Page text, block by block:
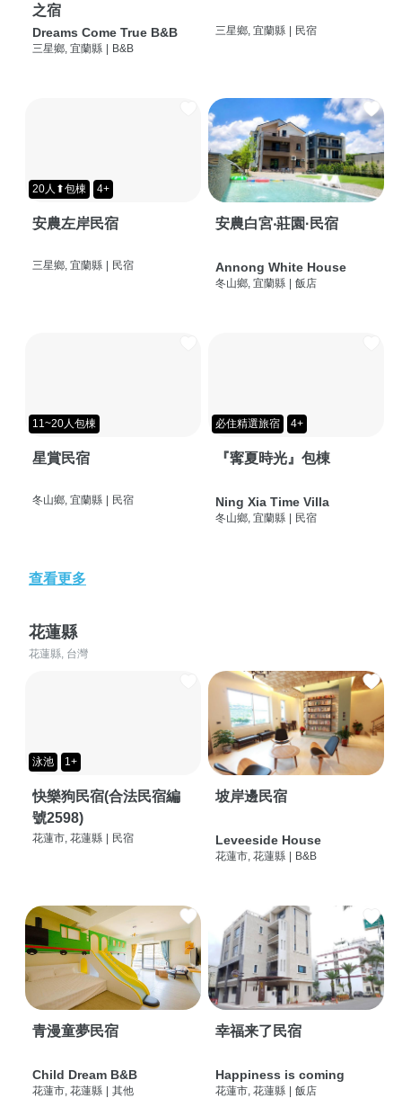
之宿
Dreams Come True B&B
三星鄉, 宜蘭縣 | B&B
三星鄉, 宜蘭縣 | 民宿
20人⬆包棟 4+
安農左岸民宿
三星鄉, 宜蘭縣 | 民宿
安農白宮‧莊園·民宿
Annong White House
冬山鄉, 宜蘭縣 | 飯店
11~20人包棟
星賞民宿
冬山鄉, 宜蘭縣 民宿
必住精選旅宿 4+
『寗夏時光』包棟
Ning Xia Time Villa
冬山鄉, 宜蘭縣 民宿
查看更多
花蓮縣
花蓮縣, 台灣
泳池 1+
快樂狗民宿(合法民宿編
號2598)
花蓮市, 花蓮縣 民宿
坡岸邊民宿
Leveeside House
花蓮市, 花蓮縣 B&B
青漫童夢民宿
Child Dream B&B
花蓮市, 花蓮縣 其他
幸福来了民宿
Happiness is coming
花蓮市, 花蓮縣 飯店